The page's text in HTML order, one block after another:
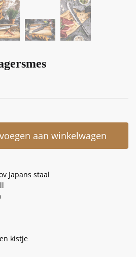
aan winkelwagen
Japans staal
kistje